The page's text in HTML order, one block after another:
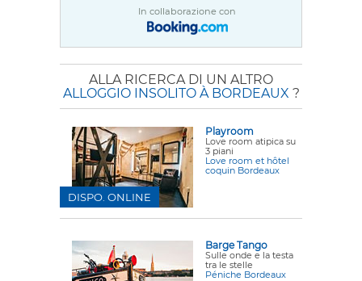
In collaborazione con
ALLA RICERCA DI UN ALTRO
ALLOGGIO INSOLITO À BORDEAUX ?
Playroom
Love room atipica su
3 piani
Love room et hôtel
coquin Bordeaux
DISPO. ONLINE
Barge Tango
Sulle onde e la testa
tra le stelle
Péniche Bordeaux